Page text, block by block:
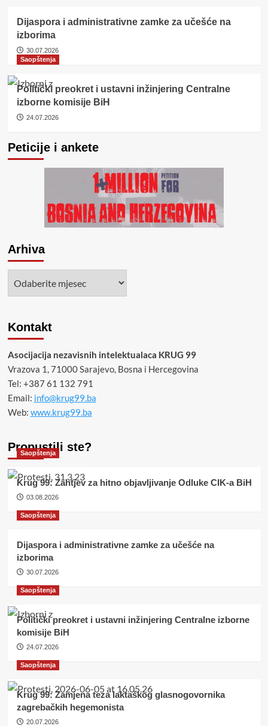
Dijaspora i administrativne zamke za učešće na
izborima
30.07.2026
Saopštenja
Politički preokret i ustavni inžinjering Centralne
izborne komisije BiH
24.07.2026
Peticije i ankete
Arhiva
Kontakt
Asocijacija nezavisnih intelektualaca KRUG 99
Vrazova 1, 71000 Sarajevo, Bosna i Hercegovina
Tel: +387 61 132 791
Email: info@krug99.ba
Web: www.krug99.ba
Propustili ste?
Saopštenja
Krug 99: Zahtjev za hitno objavljivanje Odluke CIK-a BiH
03.08.2026
Saopštenja
Dijaspora i administrativne zamke za učešće na
izborima
30.07.2026
Saopštenja
Politički preokret i ustavni inžinjering Centralne izborne
komisije BiH
24.07.2026
Saopštenja
Krug 99: Zamjena teza laktaškog glasnogovornika
zagrebačkih hegemonista
20.07.2026